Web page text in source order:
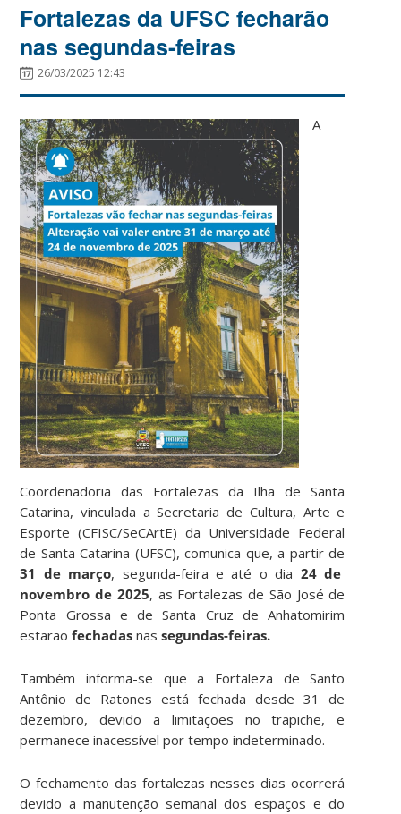
Fortalezas da UFSC fecharão
nas segundas-feiras
26/03/2025 12:43
A
Coordenadoria das Fortalezas da Ilha de Santa
Catarina, vinculada a Secretaria de Cultura, Arte e
Esporte (CFISC/SeCArtE) da Universidade Federal
de Santa Catarina (UFSC), comunica que, a partir de
31 de março, segunda-feira e até o dia 24 de
novembro de 2025, as Fortalezas de São José de
Ponta Grossa e de Santa Cruz de Anhatomirim
estarãofechadas nassegundas-feiras.
Também informa-se que a Fortaleza de Santo
Antônio de Ratones está fechada desde 31 de
dezembro, devido a limitações no trapiche, e
permanece inacessível por tempo indeterminado.
O fechamento das fortalezas nesses dias ocorrerá
devido a manutenção semanal dos espaços e do